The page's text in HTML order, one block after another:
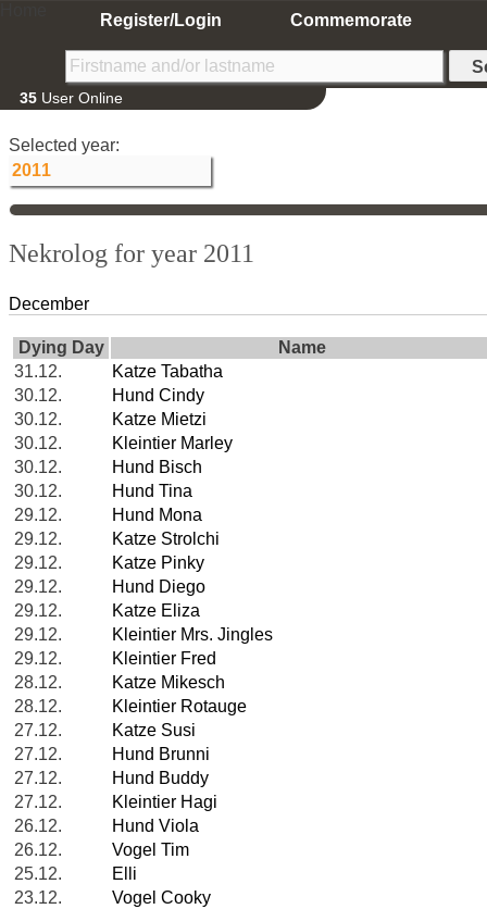
Register/Login Commemorate
35 User Online
Selected year:
Nekrolog for year 2011
December
Dying Day
Name
31.12.
Katze Tabatha
30.12.
Hund Cindy
30.12.
Katze Mietzi
30.12.
Kleintier Marley
30.12.
Hund Bisch
30.12.
Hund Tina
29.12.
Hund Mona
29.12.
Katze Strolchi
29.12.
Katze Pinky
29.12.
Hund Diego
29.12.
Katze Eliza
29.12.
Kleintier Mrs. Jingles
29.12.
Kleintier Fred
28.12.
Katze Mikesch
28.12.
Kleintier Rotauge
27.12.
Katze Susi
27.12.
Hund Brunni
27.12.
Hund Buddy
27.12.
Kleintier Hagi
26.12.
Hund Viola
26.12.
Vogel Tim
25.12.
Elli
23.12.
Vogel Cooky